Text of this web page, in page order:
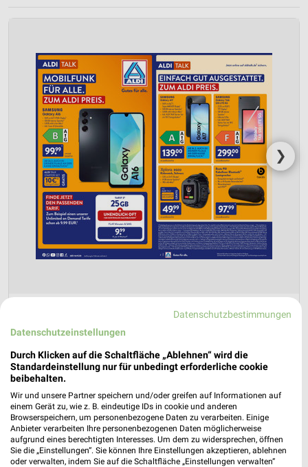
❯
ALDI Nord Prospekt für Gotha ab Do. den
30.04.
ALDI Multimedia 2026
Gültig von 30. Apr. bis 01. Sep.
📅 Kalendereintrag erstellen
PROSPEKT BLÄTTERN
Datenschutzbestimmungen
Datenschutzeinstellungen
Durch Klicken auf die Schaltfläche „Ablehnen“ wird die
Standardeinstellung nur für unbedingt erforderliche cookie
beibehalten.
Wir und unsere Partner speichern und/oder greifen auf Informationen auf
einem Gerät zu, wie z. B. eindeutige IDs in cookie und anderen
Browserspeichern, um personenbezogene Daten zu verarbeiten. Einige
Anbieter verarbeiten Ihre personenbezogenen Daten möglicherweise
aufgrund eines berechtigten Interesses. Um dem zu widersprechen, öffnen
Sie die „Einstellungen“. Sie können Ihre Einstellungen akzeptieren, ablehnen
oder verwalten, indem Sie auf die Schaltfläche „Einstellungen verwalten“